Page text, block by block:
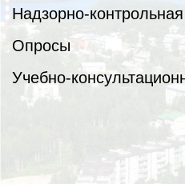
Надзорно-
Опросы
Учебно-